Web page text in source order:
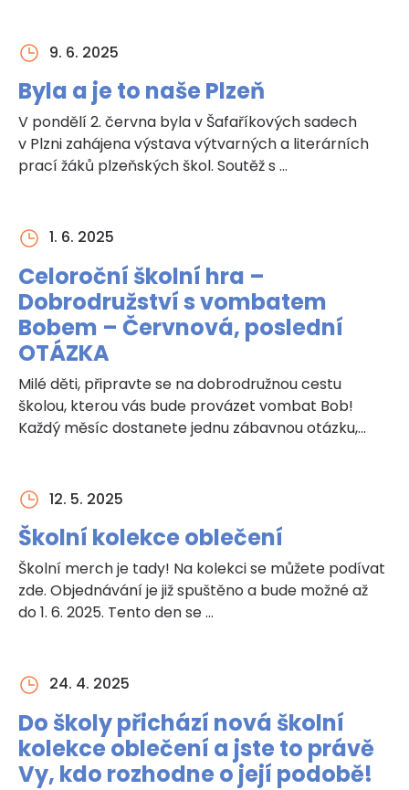
9. 6. 2025
Byla a je to naše Plzeň
V pondělí 2. června byla v Šafaříkových sadech
v Plzni zahájena výstava výtvarných a literárních
prací žáků plzeňských škol. Soutěž s …
1. 6. 2025
Celoroční školní hra –
Dobrodružství s vombatem
Bobem – Červnová, poslední
OTÁZKA
Milé děti, připravte se na dobrodružnou cestu
školou, kterou vás bude provázet vombat Bob!
Každý měsíc dostanete jednu zábavnou otázku,
12. 5. 2025
Školní kolekce oblečení
Školní merch je tady! Na kolekci se můžete podívat
zde. Objednávání je již spuštěno a bude možné až
do 1. 6. 2025. Tento den se …
24. 4. 2025
Do školy přichází nová školní
kolekce oblečení a jste to právě
Vy, kdo rozhodne o její podobě!